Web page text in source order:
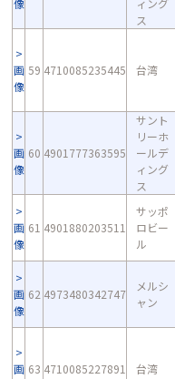
像
ィング
ス
画
像
59 4710085235445 台湾
画
像
60 4901777363595
サント
リーホ
ールデ
ィング
ス
画
像
61 4901880203511
サッポ
ロビー
ル
画
像
62 4973480342747
メルシ
ャン
画 63 4710085227891 台湾